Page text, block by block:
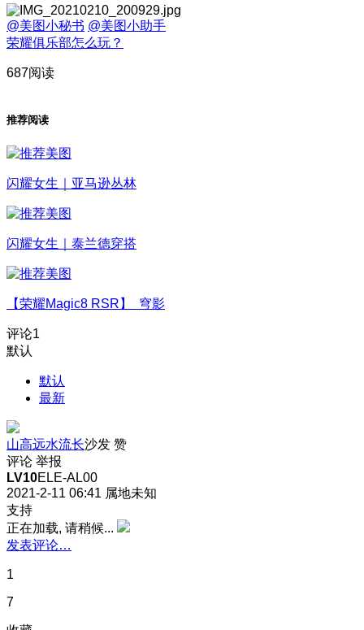
@美图小秘书 @美图小助手
荣耀俱乐部怎么玩？
687阅读
推荐阅读
闪耀女生｜亚马逊丛林
闪耀女生｜泰兰德穿搭
【荣耀Magic8 RSR】 穹影
评论1
默认
默认
最新
山高远水流长沙发 赞
评论 举报
LV10ELE-AL00
2021-2-11 06:41 属地未知
支持
正在加载, 请稍候...
发表评论…
1
7